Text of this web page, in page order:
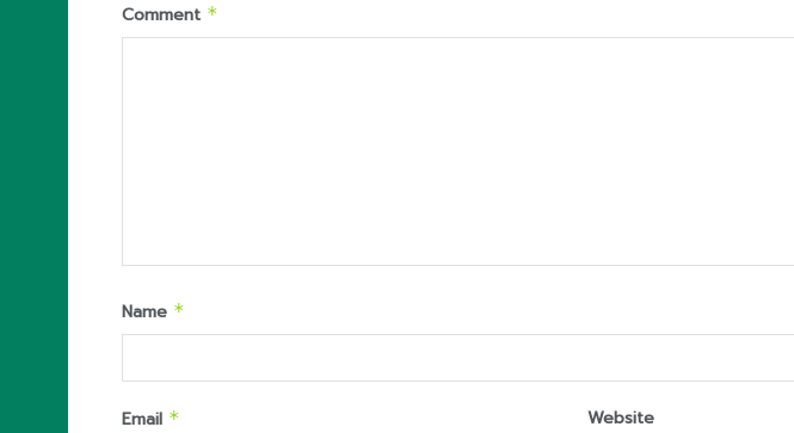
Comment *
Name *
Email * Website